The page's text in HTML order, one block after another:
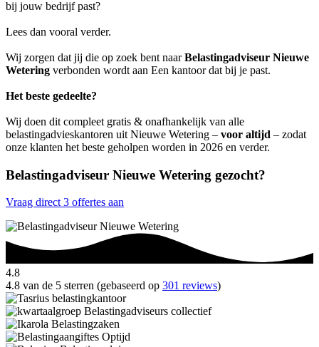
bij jouw bedrijf past?
Lees dan vooral verder.
Wij zorgen dat jij die op zoek bent naarBelastingadviseur Nieuwe
Wetering verbonden wordt aan Een kantoor dat bij je past.
Het beste gedeelte?
Wij doen dit compleet gratis & onafhankelijk van alle
belastingadvieskantoren uit Nieuwe Wetering – voor altijd – zodat
onze klanten het beste geholpen worden in 2026 en verder.
Belastingadviseur Nieuwe Wetering gezocht?
Vraag direct 3 offertes aan
4.8
4.8 van de 5 sterren (gebaseerd op 301 reviews)